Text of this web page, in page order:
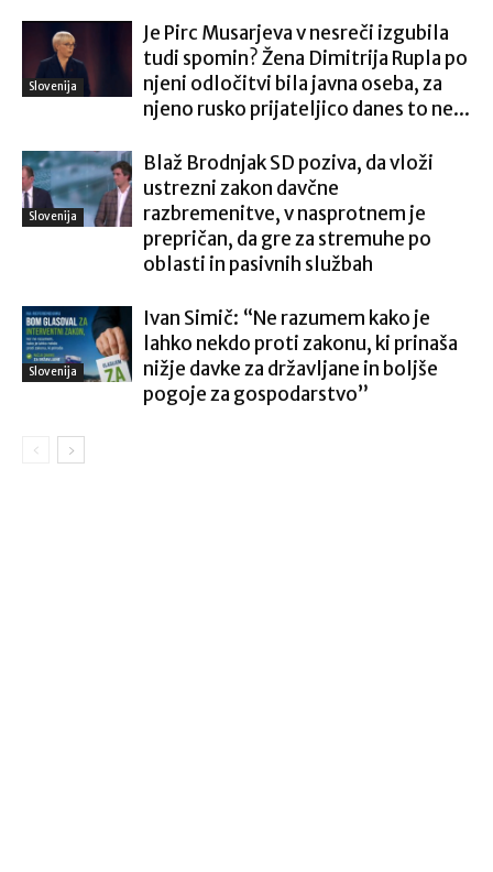
Slovenija
Je Pirc Musarjeva v nesreči izgubila
tudi spomin? Žena Dimitrija Rupla po
njeni odločitvi bila javna oseba, za
njeno rusko prijateljico danes to ne...
Slovenija
Blaž Brodnjak SD poziva, da vloži
ustrezni zakon davčne
razbremenitve, v nasprotnem je
prepričan, da gre za stremuhe po
oblasti in pasivnih službah
Slovenija
Ivan Simič: “Ne razumem kako je
lahko nekdo proti zakonu, ki prinaša
nižje davke za državljane in boljše
pogoje za gospodarstvo”